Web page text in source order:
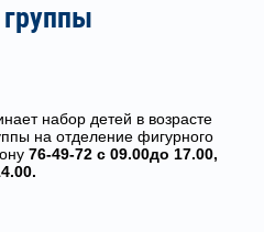
набор детей в возрасте
на отделение фигурного
76-49-72 с 09.00до 17.00,